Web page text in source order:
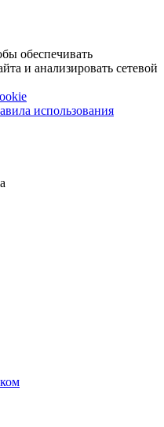
обеспечивать
и анализировать сетевой
использования